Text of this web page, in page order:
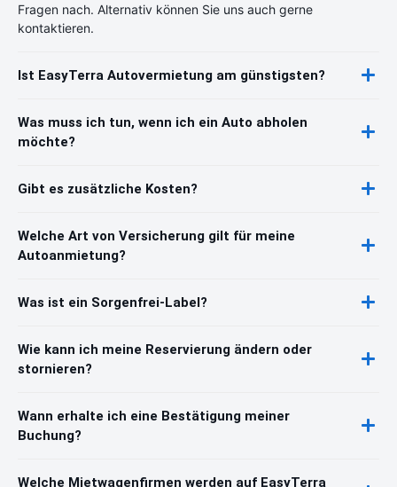
Fragen nach. Alternativ können Sie uns auch gerne
kontaktieren.
Ist EasyTerra Autovermietung am günstigsten?
Was muss ich tun, wenn ich ein Auto abholen
möchte?
Gibt es zusätzliche Kosten?
Welche Art von Versicherung gilt für meine
Autoanmietung?
Was ist ein Sorgenfrei-Label?
Wie kann ich meine Reservierung ändern oder
stornieren?
Wann erhalte ich eine Bestätigung meiner
Buchung?
Welche Mietwagenfirmen werden auf EasyTerra